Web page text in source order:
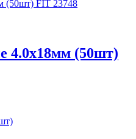
4.0х18мм (50шт)